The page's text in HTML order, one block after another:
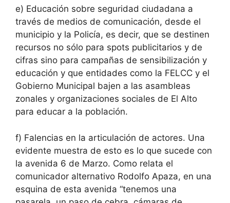
e) Educación sobre seguridad ciudadana a
través de medios de comunicación, desde el
municipio y la Policía, es decir, que se destinen
recursos no sólo para spots publicitarios y de
cifras sino para campañas de sensibilización y
educación y que entidades como la FELCC y el
Gobierno Municipal bajen a las asambleas
zonales y organizaciones sociales de El Alto
para educar a la población.
f) Falencias en la articulación de actores. Una
evidente muestra de esto es lo que sucede con
la avenida 6 de Marzo. Como relata el
comunicador alternativo Rodolfo Apaza, en una
esquina de esta avenida “tenemos una